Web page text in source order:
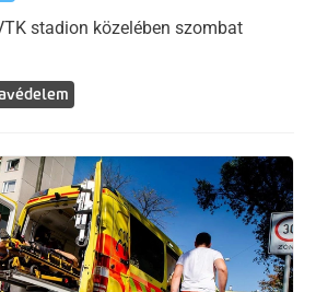
stadion közelében szombat